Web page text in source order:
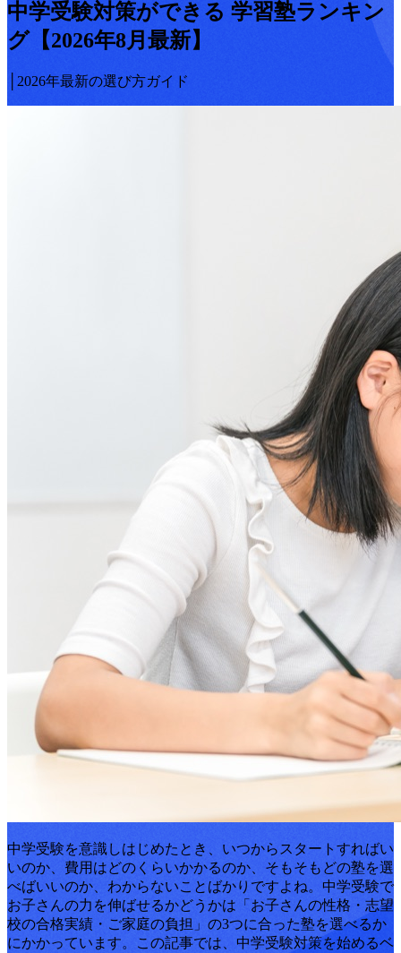
中学受験対策ができる 学習塾ランキン
グ【2026年8月最新】
│2026年最新の選び方ガイド
中学受験を意識しはじめたとき、いつからスタートすればい
いのか、費用はどのくらいかかるのか、そもそもどの塾を選
べばいいのか、わからないことばかりですよね。中学受験で
お子さんの力を伸ばせるかどうかは「お子さんの性格・志望
校の合格実績・ご家庭の負担」の3つに合った塾を選べるか
にかかっています。この記事では、中学受験対策を始めるベ